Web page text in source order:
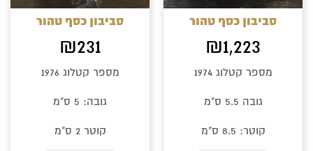
סביבון כסף טהור
₪1,223
מספר קטלוג 1974
גובה 5.5 ס"מ
קוטר: 8.5 ס"מ
סביבון כסף טהור
₪231
מספר קטלוג 1976
גובה: 5 ס"מ
קוטר 2 ס"מ